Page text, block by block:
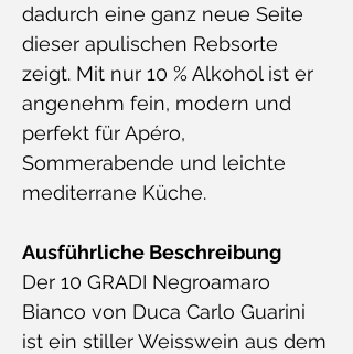
dadurch eine ganz neue Seite
dieser apulischen Rebsorte
zeigt. Mit nur 10 % Alkohol ist er
angenehm fein, modern und
perfekt für Apéro,
Sommerabende und leichte
mediterrane Küche.
Ausführliche Beschreibung
Der 10 GRADI Negroamaro
Bianco von Duca Carlo Guarini
ist ein stiller Weisswein aus dem